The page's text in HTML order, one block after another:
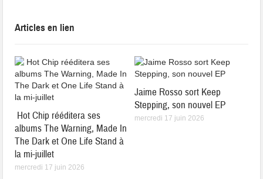
Articles en lien
Hot Chip rééditera ses
albums The Warning, Made In
The Dark et One Life Stand à
la mi-juillet
mercredi 17 juin 2026
Jaime Rosso sort Keep
Stepping, son nouvel EP
mercredi 17 juin 2026